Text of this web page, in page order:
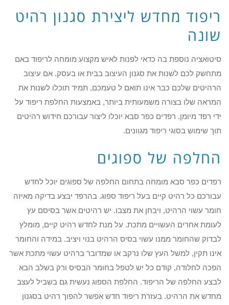
ריפוד מחדש ליצירת סגנון רהיט
שונה
סיטואציה נוספת בה כדאי לפנות לאיש מקצוע מומחה לריפוד באם
מתחשק לכם לשנות את סגנון העיצוב בבית או בעסק. אם עיצוב
הרהיטים שלכם כבר אינו תואם ל טעמכם, תמיד תוכלו לשנות את
המראה שלו בצורה משמעותית ביותר, באמצעות החלפת ריפוד על
ידי רפד מיומן. רפדים כפר סבא יוכלו ליצור עבורכם חידוש רהיטים
תוך שימוש בסוגי ריפוד מגוונים.
החלפה של ספוגים
רפדים כפר סבא מומחה בתחום החלפה של ספוגים יוכל לחדש
עבורכם כל רהיט קיים בעל ריפוד ספוג. בהרפד יבצע בדיקה מאיזה
חומר עשוי הרהיט, ויבחן את מצבו. יש רהיטים אשר בסיסם עץ
לעומת אחרים העשויים מתכת. על מנת לחדש רהיט קיים, מומלץ
לבדוק שהחומר ממנו עשוי בסיס הרהיט בנוי ויציב. במידה והחומר
אינו תקין, למשל העץ שלו נרקב או שמדובר ברהיט עשוי מתכת אשר
הפכה לחלודה, קודם כל יש לטפל בחומר הבסיס ורק בשלב הבא
לבצע החלפה של הריפוד. החלפת הספוג נעשית גם בשביל לעצב
מחדש את הרהיט. בעזרת ריפוד חדש אפשר להפוך רהיט בסגנון